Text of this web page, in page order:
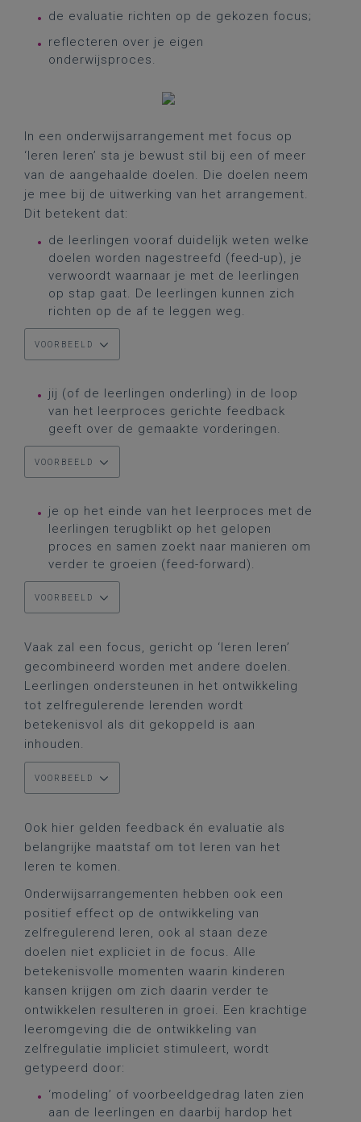
de evaluatie richten op de gekozen focus;
reflecteren over je eigen
onderwijsproces.
In een onderwijsarrangement met focus op
‘leren leren’ sta je bewust stil bij een of meer
van de aangehaalde doelen. Die doelen neem
je mee bij de uitwerking van het arrangement.
Dit betekent dat:
de leerlingen vooraf duidelijk weten welke
doelen worden nagestreefd (feed-up), je
verwoordt waarnaar je met de leerlingen
op stap gaat. De leerlingen kunnen zich
richten op de af te leggen weg.
VOORBEELD
jij (of de leerlingen onderling) in de loop
van het leerproces gerichte feedback
geeft over de gemaakte vorderingen.
VOORBEELD
je op het einde van het leerproces met de
leerlingen terugblikt op het gelopen
proces en samen zoekt naar manieren om
verder te groeien (feed-forward).
VOORBEELD
Vaak zal een focus, gericht op ‘leren leren’
gecombineerd worden met andere doelen.
Leerlingen ondersteunen in het ontwikkeling
tot zelfregulerende lerenden wordt
betekenisvol als dit gekoppeld is aan
inhouden.
VOORBEELD
Ook hier gelden feedback én evaluatie als
belangrijke maatstaf om tot leren van het
leren te komen.
Onderwijsarrangementen hebben ook een
positief effect op de ontwikkeling van
zelfregulerend leren, ook al staan deze
doelen niet expliciet in de focus. Alle
betekenisvolle momenten waarin kinderen
kansen krijgen om zich daarin verder te
ontwikkelen resulteren in groei. Een krachtige
leeromgeving die de ontwikkeling van
zelfregulatie impliciet stimuleert, wordt
getypeerd door:
‘modeling’ of voorbeeldgedrag laten zien
aan de leerlingen en daarbij hardop het